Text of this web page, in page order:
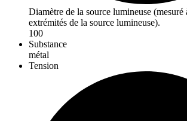
Diamètre de la source lumineuse (mesuré
extrémités de la source lumineuse).
100
Substance
métal
Tension